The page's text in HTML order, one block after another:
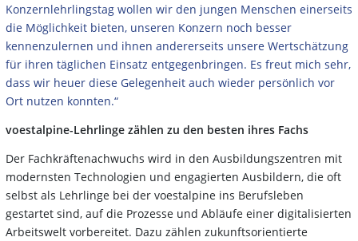
Konzernlehrlingstag wollen wir den jungen Menschen einerseits
die Möglichkeit bieten, unseren Konzern noch besser
kennenzulernen und ihnen andererseits unsere Wertschätzung
für ihren täglichen Einsatz entgegenbringen. Es freut mich sehr,
dass wir heuer diese Gelegenheit auch wieder persönlich vor
Ort nutzen konnten.“
voestalpine-Lehrlinge zählen zu den besten ihres Fachs
Der Fachkräftenachwuchs wird in den Ausbildungszentren mit
modernsten Technologien und engagierten Ausbildern, die oft
selbst als Lehrlinge bei der voestalpine ins Berufsleben
gestartet sind, auf die Prozesse und Abläufe einer digitalisierten
Arbeitswelt vorbereitet. Dazu zählen zukunftsorientierte